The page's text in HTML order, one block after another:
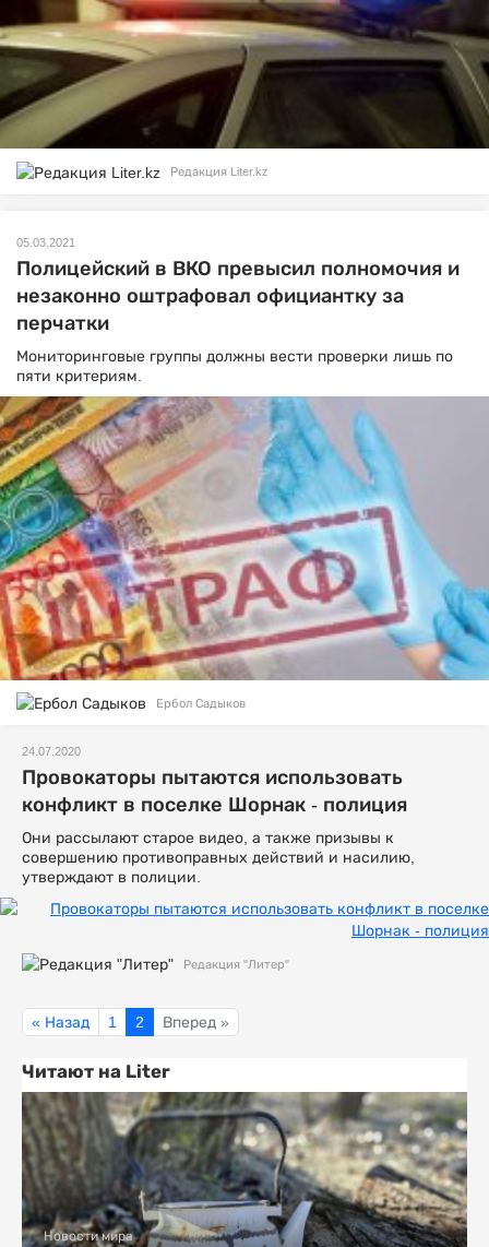
Редакция Liter.kz
05.03.2021
Полицейский в ВКО превысил полномочия и
незаконно оштрафовал официантку за
перчатки
Мониторинговые группы должны вести проверки лишь по
пяти критериям.
Ербол Садыков
24.07.2020
Провокаторы пытаются использовать
конфликт в поселке Шорнак - полиция
Они рассылают старое видео, а также призывы к
совершению противоправных действий и насилию,
утверждают в полиции.
Редакция "Литер"
« Назад 1 2 Вперед »
Читают на Liter
Новости мира